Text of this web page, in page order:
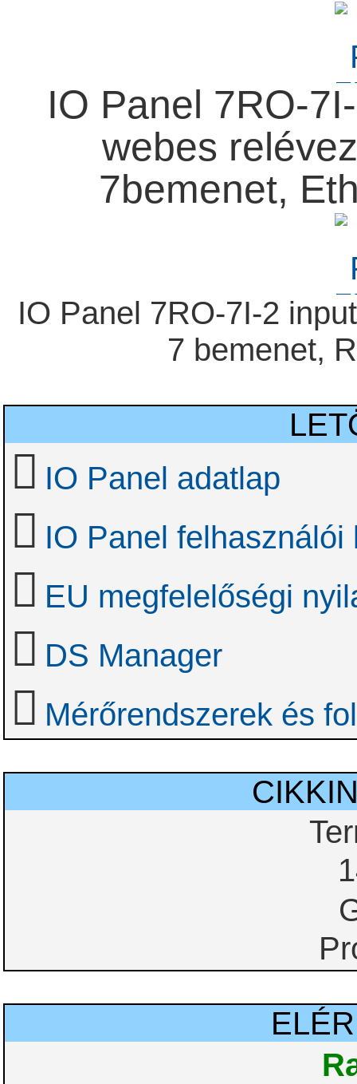
IO Panel 7RO-
webes
7bemenet,
IO Panel 7RO-7I-2
7 bemenet,
IO Panel adatlap
IO Panel felhasználói
EU megfelelőségi
DS Manager
Mérőrendszerek és